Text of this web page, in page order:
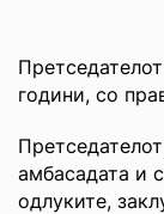
години, со
амбасадата и
одлуките,